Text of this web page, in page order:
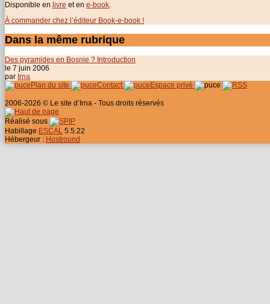
Disponible en livre et en e-book
À commander chez l’éditeur Book-e-book !
Dans la même rubrique
Des pyramides en Bosnie ? Introduction
le 7 juin 2006
par Irna
Plan du site
Contact Espace privé
2006-2026 © Le site d’Irna - Tous droits réservés
Réalisé sous
Habillage ESCAL 5.5.22
Hébergeur : Hostround